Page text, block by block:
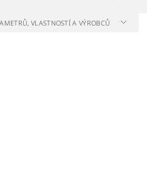
VLASTNOSTÍ A VÝROBCŮ